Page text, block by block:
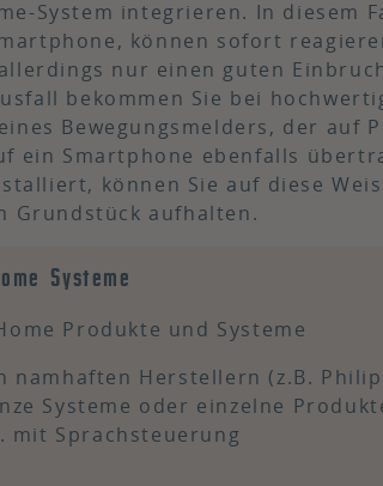
System integrieren. In diesem
können sofort
nur einen guten
bekommen Sie bei
Bewegungsmelders, der auf
ein Smartphone ebenfalls
können Sie auf diese
Grundstück aufhalten.
Systeme
Produkte und Systeme
namhaften Herstellern (z.B.
Systeme oder einzelne
mit Sprachsteuerung